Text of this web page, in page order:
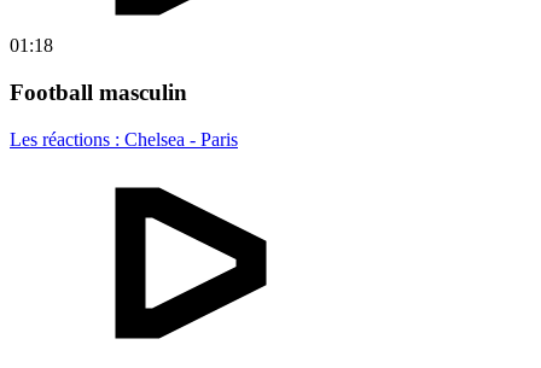
01:18
Football masculin
Les réactions : Chelsea - Paris